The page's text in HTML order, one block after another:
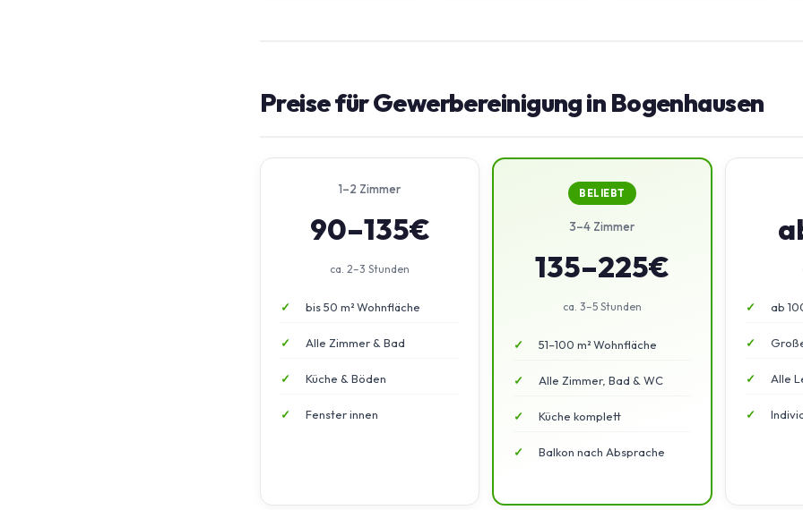
Preise für Gewerbereinigung in Bogenhausen
1–2 Zimmer
90–135€
ca. 2–3 Stunden
bis 50 m² Wohnfläche
Alle Zimmer & Bad
Küche & Böden
Fenster innen
BELIEBT
3–4 Zimmer
135–225€
ca. 3–5 Stunden
51–100 m² Wohnfläche
Alle Zimmer, Bad & WC
Küche komplett
Balkon nach Absprache
ab
Alle